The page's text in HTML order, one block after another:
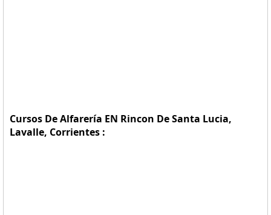
Cursos De Alfarería EN Rincon De Santa Lucia,
Lavalle, Corrientes :